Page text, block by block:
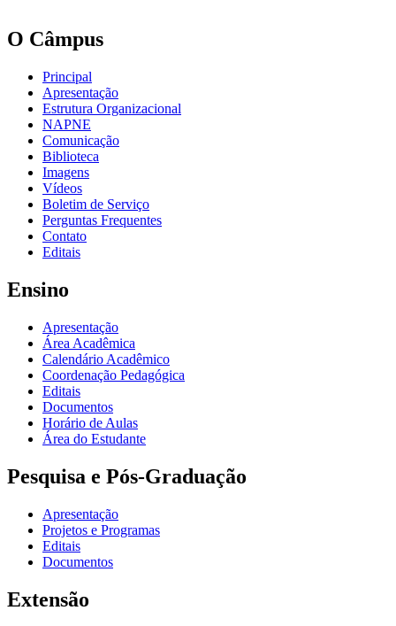
O Câmpus
Principal
Apresentação
Estrutura Organizacional
NAPNE
Comunicação
Biblioteca
Imagens
Vídeos
Boletim de Serviço
Perguntas Frequentes
Contato
Editais
Ensino
Apresentação
Área Acadêmica
Calendário Acadêmico
Coordenação Pedagógica
Editais
Documentos
Horário de Aulas
Área do Estudante
Pesquisa e Pós-Graduação
Apresentação
Projetos e Programas
Editais
Documentos
Extensão